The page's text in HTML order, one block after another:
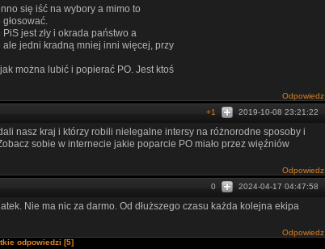
się iść na wybory a mimo to
jest zły i okrada państwo a
ale jedni kradną mniej inni więcej, przy
można lubić i popierać PO. Jest ktoś
Odpowiedz
2019-10-08 23:21:22
+1
nasz kraj i którzy robili nielegalne intersy na różnorodne sposoby i
sobie w internecie jakie poparcie PO miało przez więźniów
Odpowiedz
2024-04-17 04:47:58
0
Nie ma nic za darmo. Od dłuższego czasu każda kolejna ekipa
Odpowiedz
odpowiedzi [5]